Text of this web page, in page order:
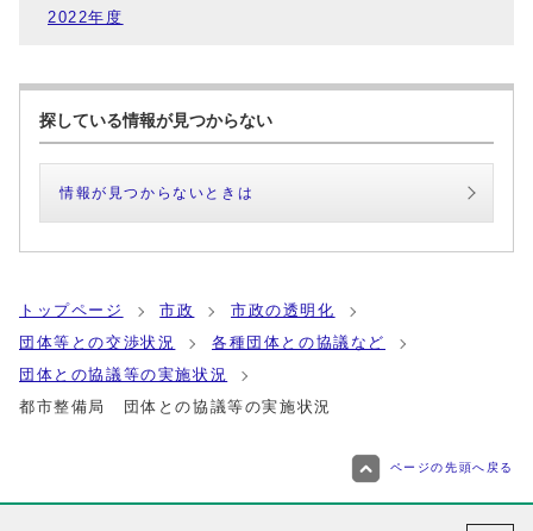
2022年度
探している情報が見つからない
情報が見つからないときは
トップページ 市政
市政の透明化
団体等との交渉状況
各種団体との協議など
団体との協議等の実施状況
都市整備局 団体との協議等の実施状況
ページの先頭へ戻る